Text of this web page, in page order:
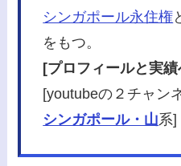
シンガポール永住権
をもつ。
[プロフィールと実績
[youtubeの２チャ
シンガポール・山系]